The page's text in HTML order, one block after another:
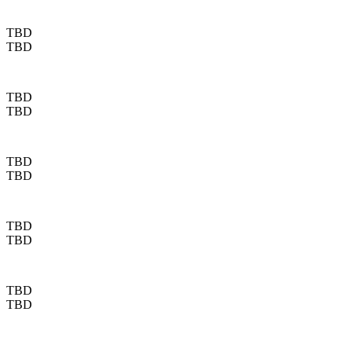
TBD
TBD
TBD
TBD
TBD
TBD
TBD
TBD
TBD
TBD